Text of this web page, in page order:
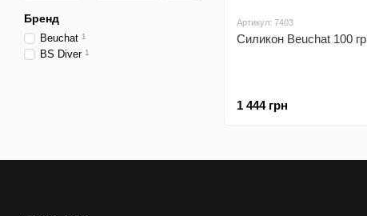
Артикул: 7403
Силикон Beuchat 100 гр
1 444 грн
Бренд
Beuchat 1
BS Diver 1